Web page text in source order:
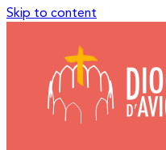
Skip to content